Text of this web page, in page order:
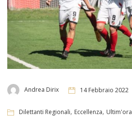
Andrea Dirix 14 Febbraio 2022
Dilettanti Regionali, Eccellenza, Ultim'ora